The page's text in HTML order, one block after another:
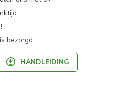
bezorgd
HANDLEIDING